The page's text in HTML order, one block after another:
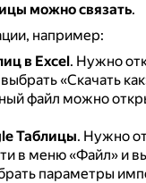
можно связать.
например:
в Excel. Нужно
«Скачать
файл можно
Таблицы. Нужно
в меню «Файл» и
параметры